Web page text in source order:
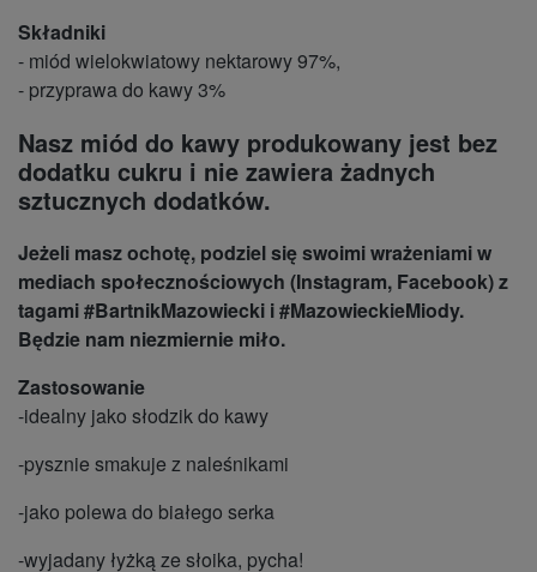
Składniki
- miód wielokwiatowy nektarowy 97%,
- przyprawa do kawy 3%
Nasz miód do kawy produkowany jest bez
dodatku cukru i nie zawiera żadnych
sztucznych dodatków.
Jeżeli masz ochotę, podziel się swoimi wrażeniami w
mediach społecznościowych (Instagram, Facebook) z
tagami #BartnikMazowiecki i #MazowieckieMiody.
Będzie nam niezmiernie miło.
Zastosowanie
-idealny jako słodzik do kawy
-pysznie smakuje z naleśnikami
-jako polewa do białego serka
-wyjadany łyżką ze słoika, pycha!